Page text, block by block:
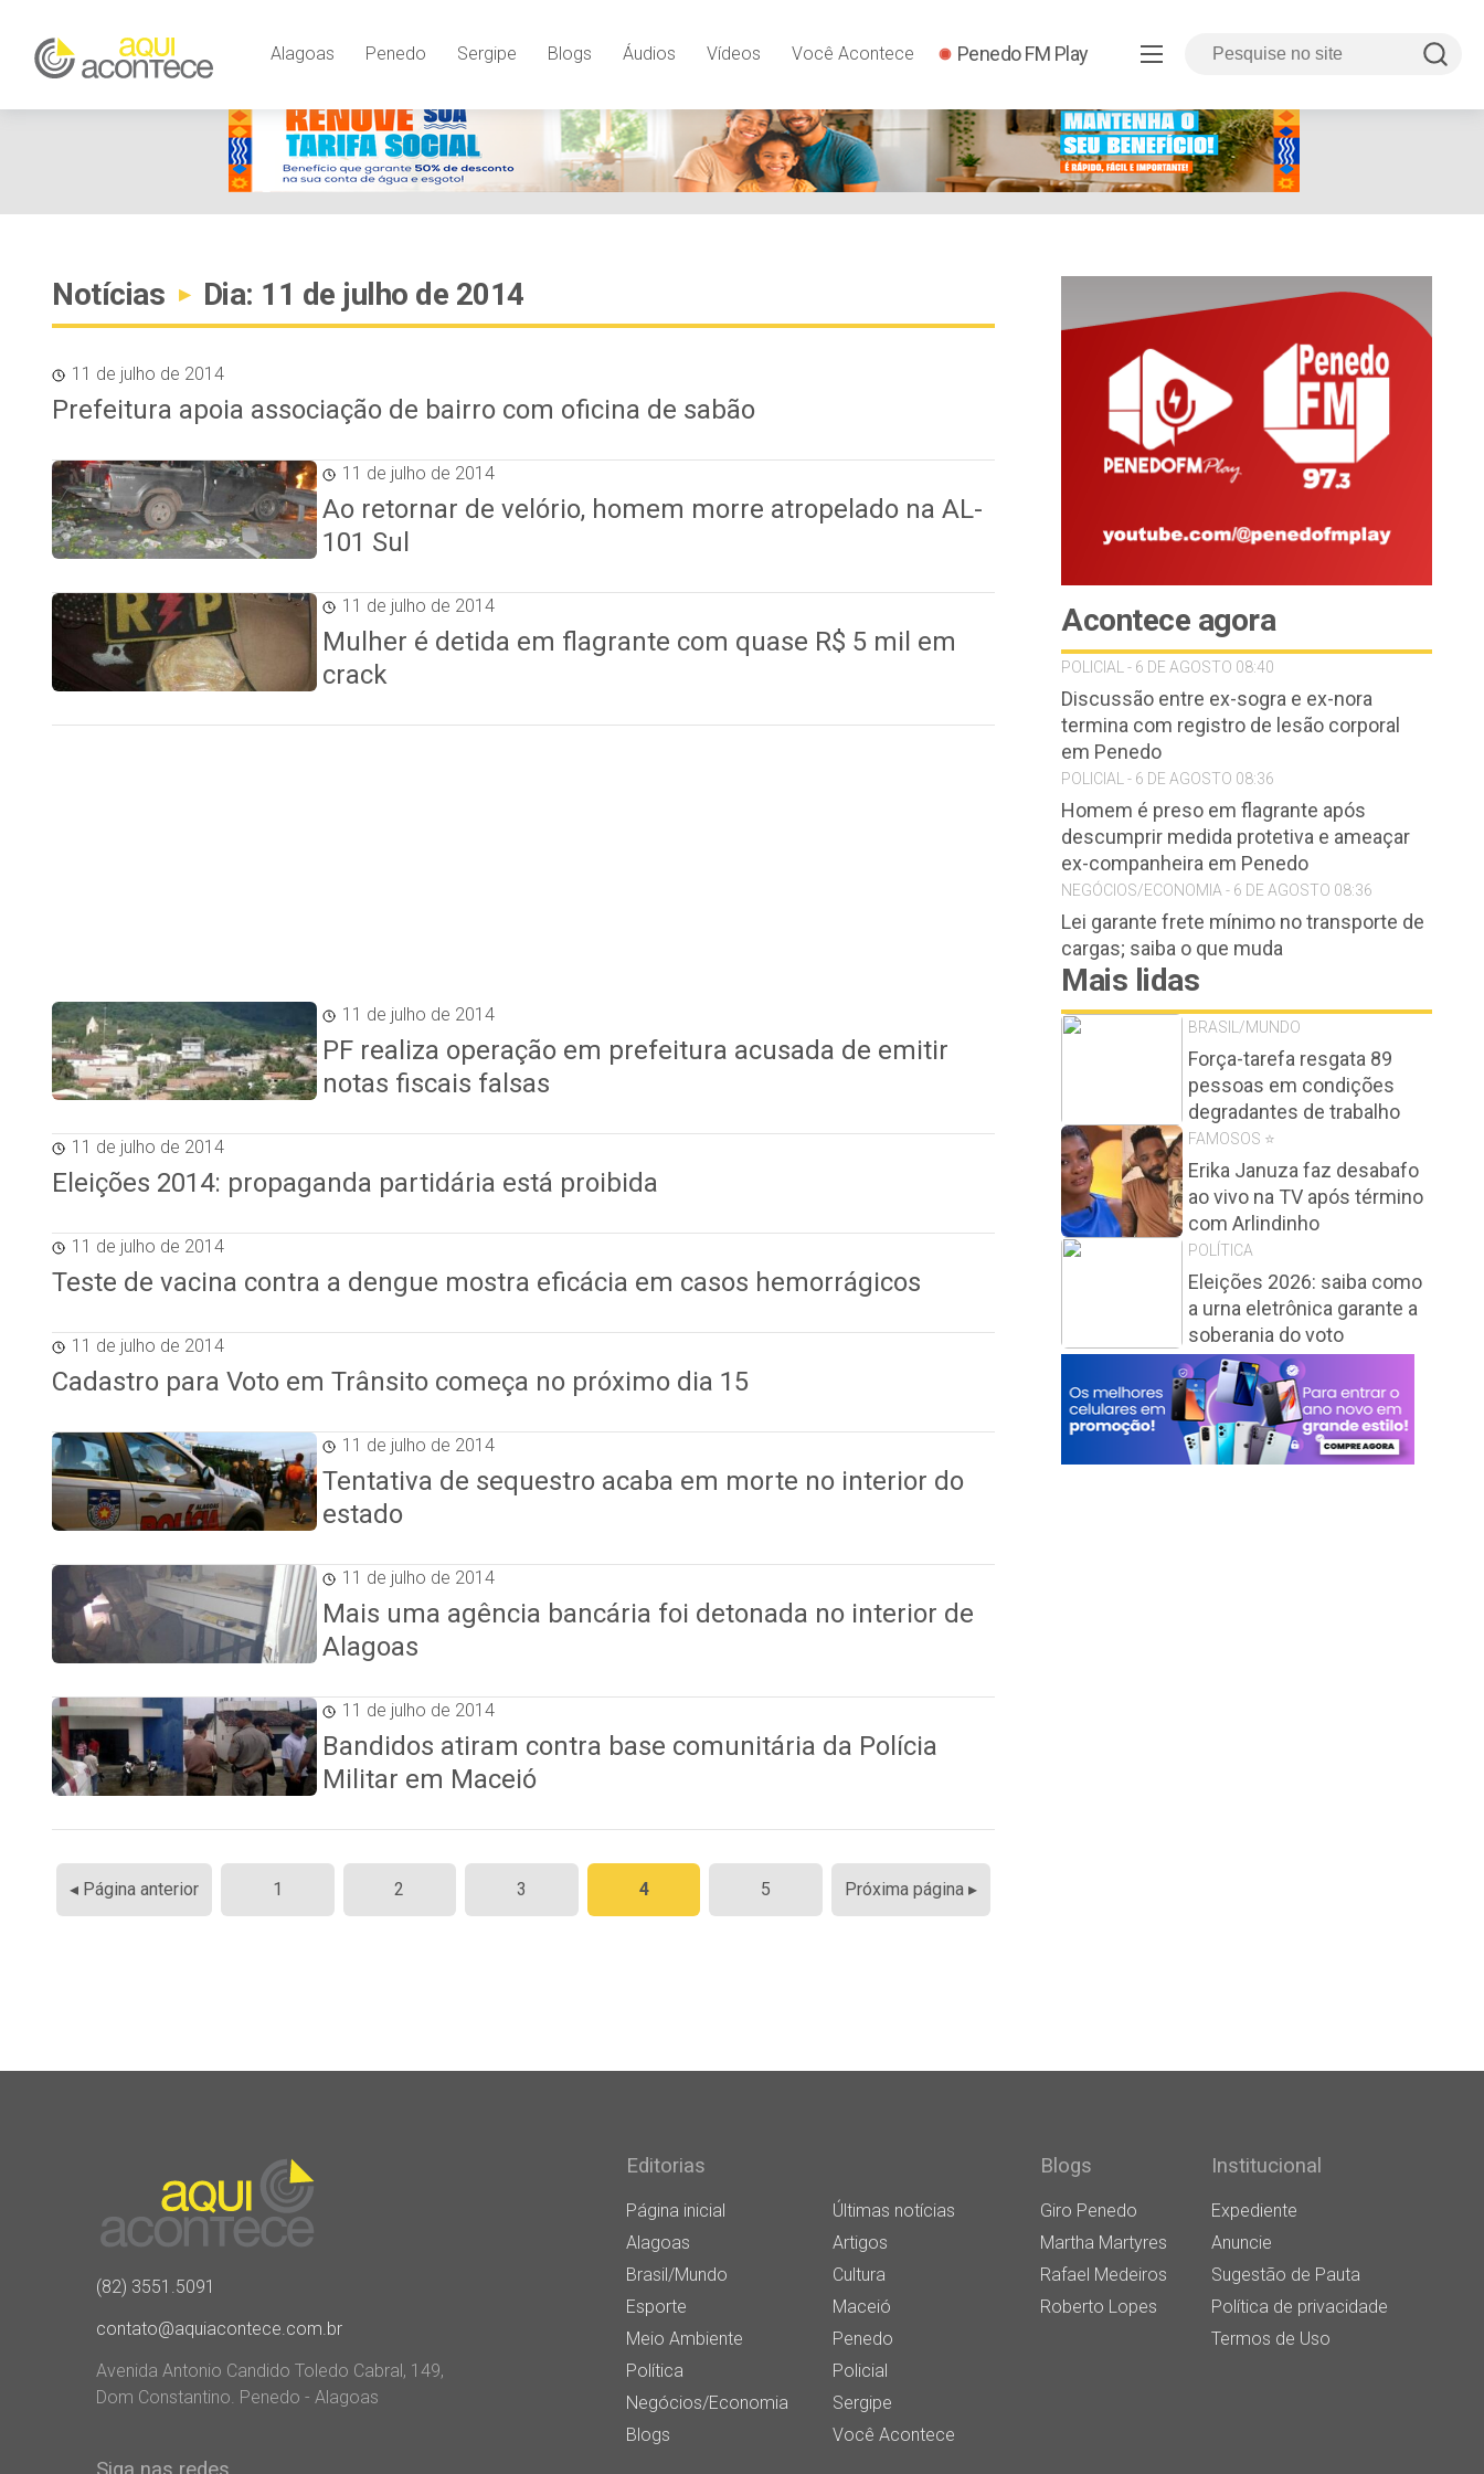
Alagoas Penedo Sergipe Blogs Áudios Vídeos Você Acontece Penedo FM Play
Notícias ▸ Dia: 11 de julho de 2014
11 de julho de 2014
Prefeitura apoia associação de bairro com oficina de sabão
11 de julho de 2014
Ao retornar de velório, homem morre atropelado na AL-
101 Sul
11 de julho de 2014
Mulher é detida em flagrante com quase R$ 5 mil em
crack
11 de julho de 2014
PF realiza operação em prefeitura acusada de emitir
notas fiscais falsas
11 de julho de 2014
Eleições 2014: propaganda partidária está proibida
11 de julho de 2014
Teste de vacina contra a dengue mostra eficácia em casos hemorrágicos
11 de julho de 2014
Cadastro para Voto em Trânsito começa no próximo dia 15
11 de julho de 2014
Tentativa de sequestro acaba em morte no interior do
estado
11 de julho de 2014
Mais uma agência bancária foi detonada no interior de
Alagoas
11 de julho de 2014
Bandidos atiram contra base comunitária da Polícia
Militar em Maceió
Paginação
de
◂ Página anterior 1 2 3 4 5 Próxima página ▸
Acontece agora
POLICIAL - 6 DE AGOSTO 08:40
Discussão entre ex-sogra e ex-nora
termina com registro de lesão corporal
em Penedo
POLICIAL - 6 DE AGOSTO 08:36
Homem é preso em flagrante após
descumprir medida protetiva e ameaçar
ex-companheira em Penedo
NEGÓCIOS/ECONOMIA - 6 DE AGOSTO 08:36
Lei garante frete mínimo no transporte de
cargas; saiba o que muda
Mais lidas
BRASIL/MUNDO
Força-tarefa resgata 89
pessoas em condições
degradantes de trabalho
FAMOSOS ⭐️
Erika Januza faz desabafo
ao vivo na TV após término
com Arlindinho
POLÍTICA
Eleições 2026: saiba como
a urna eletrônica garante a
soberania do voto
(82) 3551.5091
contato@aquiacontece.com.br
Avenida Antonio Candido Toledo Cabral, 149,
Dom Constantino. Penedo - Alagoas
Editorias
Página inicial
Últimas notícias
Alagoas
Artigos
Brasil/Mundo
Cultura
Esporte
Maceió
Meio Ambiente
Penedo
Política
Policial
Negócios/Economia
Sergipe
Blogs
Você Acontece
Blogs
Giro Penedo
Martha Martyres
Rafael Medeiros
Roberto Lopes
Institucional
Expediente
Anuncie
Sugestão de Pauta
Política de privacidade
Termos de Uso